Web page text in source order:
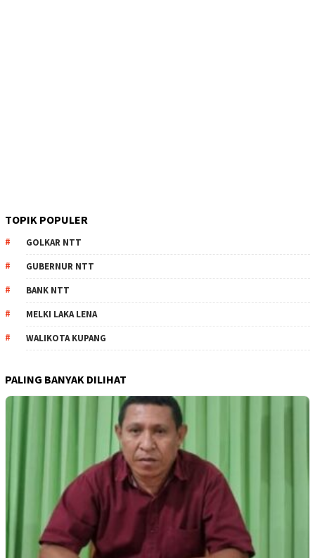
TOPIK POPULER
GOLKAR NTT
GUBERNUR NTT
BANK NTT
MELKI LAKA LENA
WALIKOTA KUPANG
PALING BANYAK DILIHAT